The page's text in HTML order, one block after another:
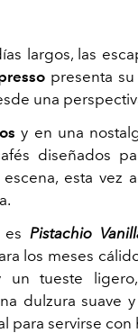
largos, las
presenta su
una
y en una
diseñados
esta vez
Pistachio
los meses
un tueste
dulzura suave
para servirse con